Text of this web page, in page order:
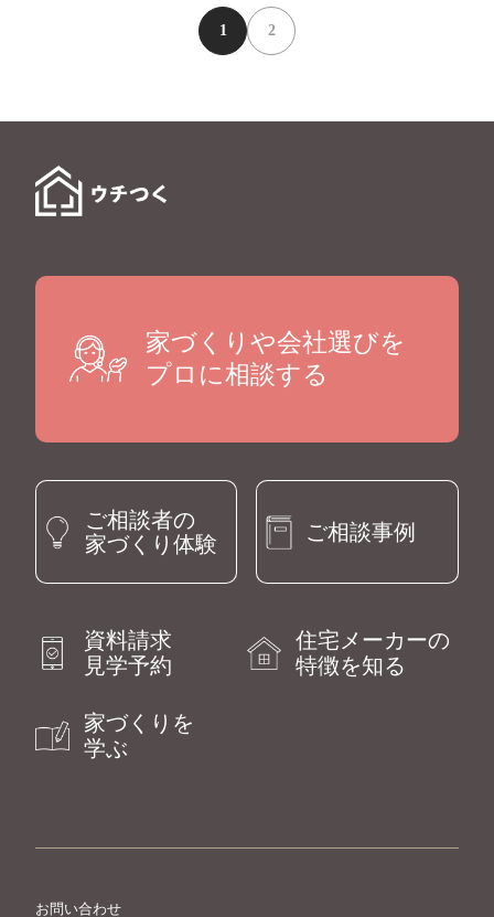
1 2
家づくりや会社選びを
プロに相談する
ご相談者の
家づくり体験
ご相談事例
資料請求
見学予約
住宅メーカーの
特徴を知る
家づくりを
学ぶ
お問い合わせ